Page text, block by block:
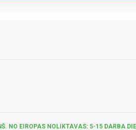
NO EIROPAS NOLIKTAVAS: 5-15 DARBA